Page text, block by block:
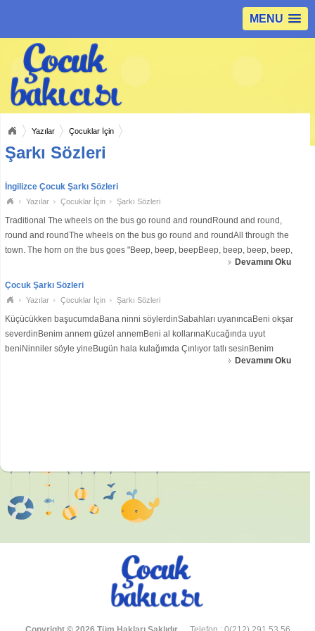
MENU
Yazılar Çocuklar İçin
Şarkı Sözleri
İngilizce Çocuk Şarkı Sözleri
Yazılar Çocuklar İçin Şarkı Sözleri
Traditional The wheels on the bus go round and roundRound and round,
round and roundThe wheels on the bus go round and roundAll through the
town. The horn on the bus goes "Beep, beep, beepBeep, beep, beep, beep,
beep, beep"The horn on the bus goes "Beep, beep, beep"All through the
town. The wipers o
Devamını Oku
Çocuk Şarkı Sözleri
Yazılar Çocuklar İçin Şarkı Sözleri
Küçücükken başucumdaBana ninni söylerdinSabahları uyanıncaBeni okşar
severdinBenim annem güzel annemBeni al kollarınaKucağında uyut
beniNinniler söyle yineBugün hala kulağımda Çınlıyor tatlı sesinBenim
annem kalbimin senEn güzel yerindesinBenim annem güzel annemBeni al
Devamını Oku